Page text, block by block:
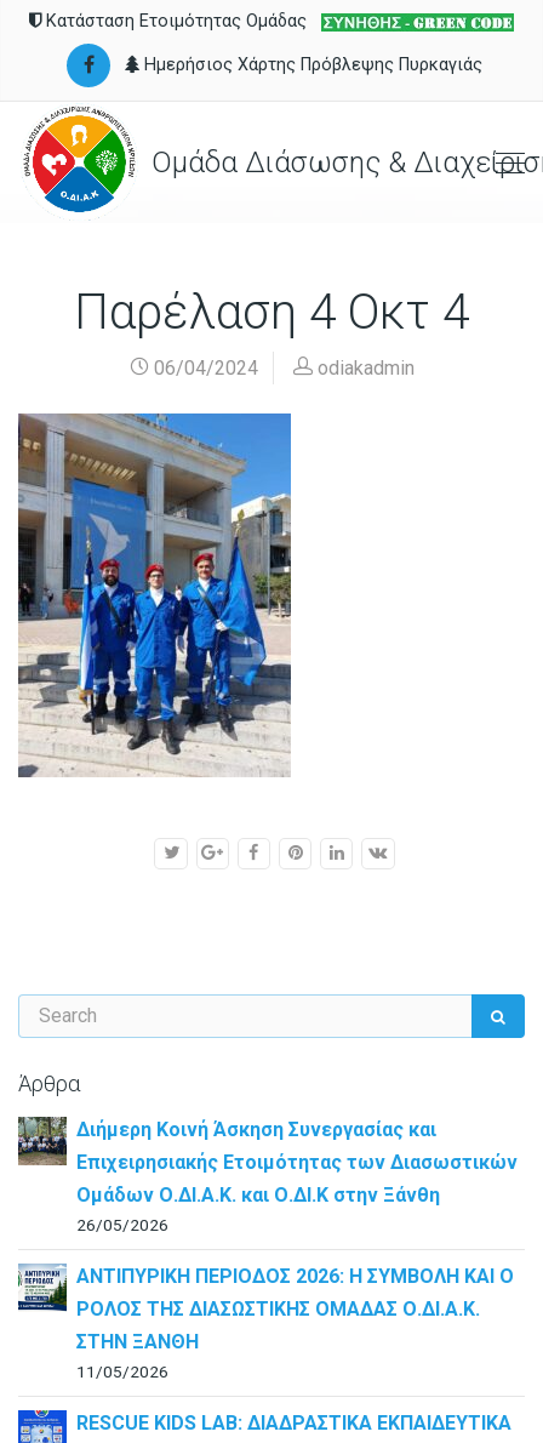
Κατάσταση Ετοιμότητας Ομάδας
Ημερήσιος Χάρτης Πρόβλεψης Πυρκαγιάς
Ομάδα Διάσωσης &
Παρέλαση 4 Οκτ 4
06/04/2024 odiakadmin
Άρθρα
Διήμερη Κοινή Άσκηση Συνεργασίας και
Επιχειρησιακής Ετοιμότητας των Διασωστικών
Ομάδων Ο.ΔΙ.Α.Κ. και Ο.ΔΙ.Κ στην Ξάνθη
26/05/2026
ΑΝΤΙΠΥΡΙΚΗ ΠΕΡΙΟΔΟΣ 2026: Η ΣΥΜΒΟΛΗ ΚΑΙ Ο
ΡΟΛΟΣ ΤΗΣ ΔΙΑΣΩΣΤΙΚΗΣ ΟΜΑΔΑΣ Ο.ΔΙ.Α.Κ.
ΣΤΗΝ ΞΑΝΘΗ
11/05/2026
RESCUE KIDS LAB: ΔΙAΔΡΑΣΤΙΚΑ ΕΚΠΑΙΔΕΥΤΙΚΑ